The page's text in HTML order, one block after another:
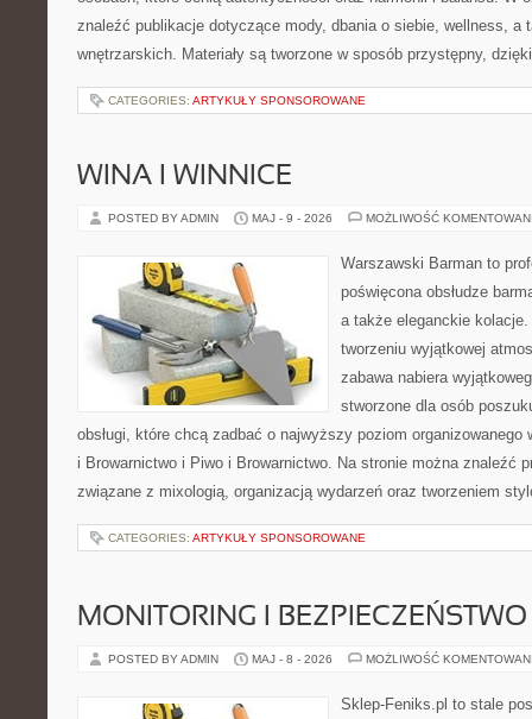
znaleźć publikacje dotyczące mody, dbania o siebie, wellness, a
wnętrzarskich. Materiały są tworzone w sposób przystępny,
CATEGORIES: ARTYKUŁY SPONSOROWANE
WINA I WINNICE
POSTED BY ADMIN MAJ - 9 - 2026 MOŻLIWOŚĆ
Warszawski Barman to
poświęcona obsłudze
a także eleganckie
tworzeniu wyjątkowej
zabawa nabiera
stworzone dla osób
obsługi, które chcą zadbać o najwyższy poziom organizowanego
i Browarnictwo i Piwo i Browarnictwo. Na stronie można znaleźć
związane z mixologią, organizacją wydarzeń oraz tworzeniem
CATEGORIES: ARTYKUŁY SPONSOROWANE
MONITORING I
POSTED BY ADMIN MAJ - 8 - 2026 MOŻLIWOŚĆ
Sklep-Feniks.pl to stale